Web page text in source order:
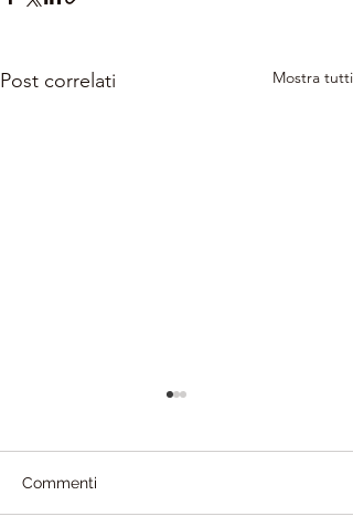
Post correlati Mostra tutti
Commenti